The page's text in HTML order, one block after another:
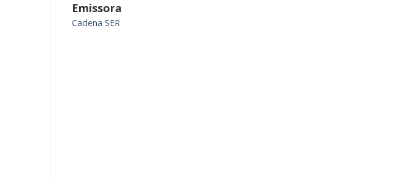
Emissora
Cadena SER